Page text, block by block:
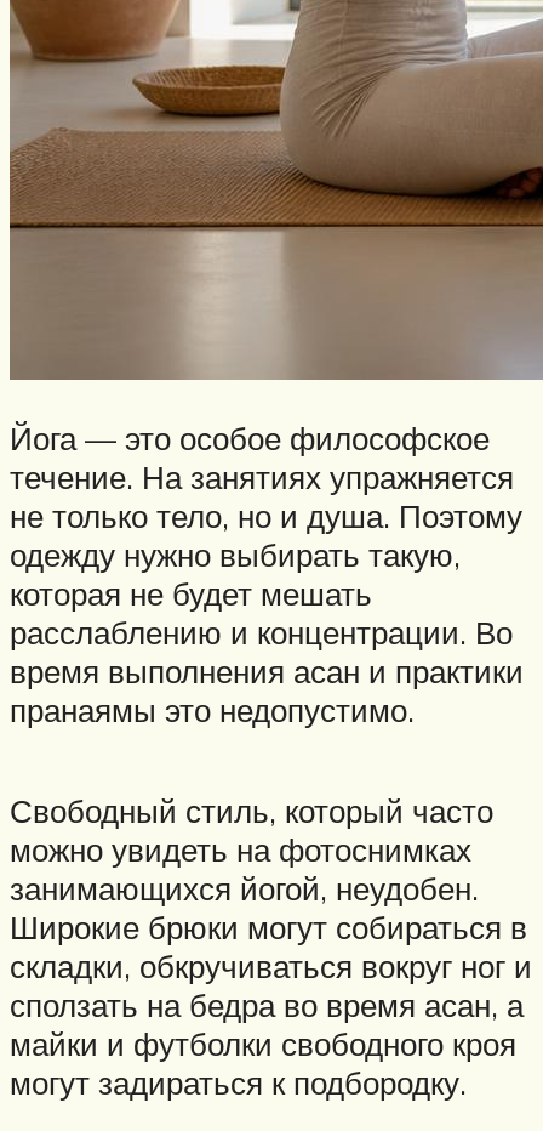
Йога — это особое философское
течение. На занятиях упражняется
не только тело, но и душа. Поэтому
одежду нужно выбирать такую,
которая не будет мешать
расслаблению и концентрации. Во
время выполнения асан и практики
пранаямы это недопустимо.
Свободный стиль, который часто
можно увидеть на фотоснимках
занимающихся йогой, неудобен.
Широкие брюки могут собираться в
складки, обкручиваться вокруг ног и
сползать на бедра во время асан, а
майки и футболки свободного кроя
могут задираться к подбородку.